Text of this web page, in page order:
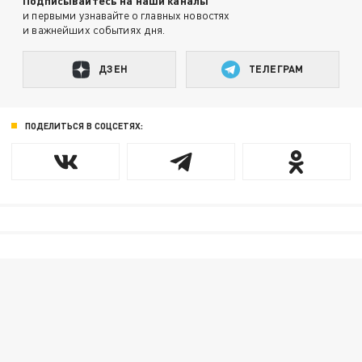
и первыми узнавайте о главных новостях
и важнейших событиях дня.
ДЗЕН ТЕЛЕГРАМ
ПОДЕЛИТЬСЯ В СОЦСЕТЯХ: